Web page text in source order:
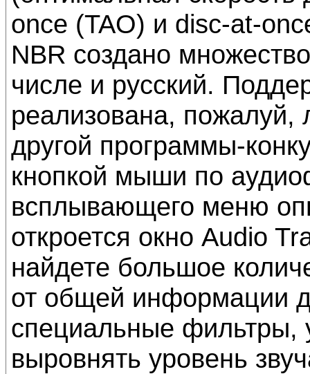
once (TAO) и disc-at-
NBR создано
числе и русский.
реализована,
другой программы-
кнопкой мыши по
всплывающего меню
откроется окно Audio
найдете большое
от общей информации
специальные фильтры,
выровнять уровень